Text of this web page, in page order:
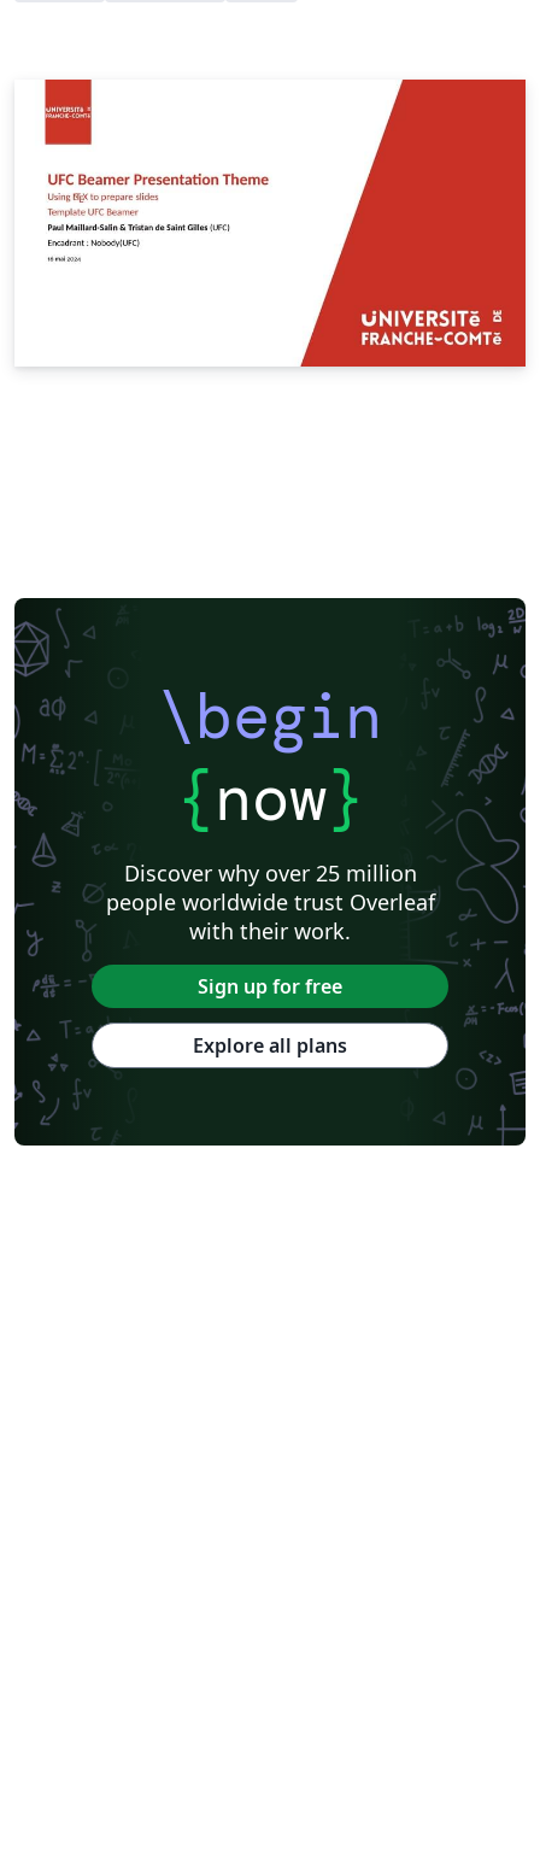
\begin
{now}
Discover why over 25 million
people worldwide trust Overleaf
with their work.
Sign up for free
Explore all plans